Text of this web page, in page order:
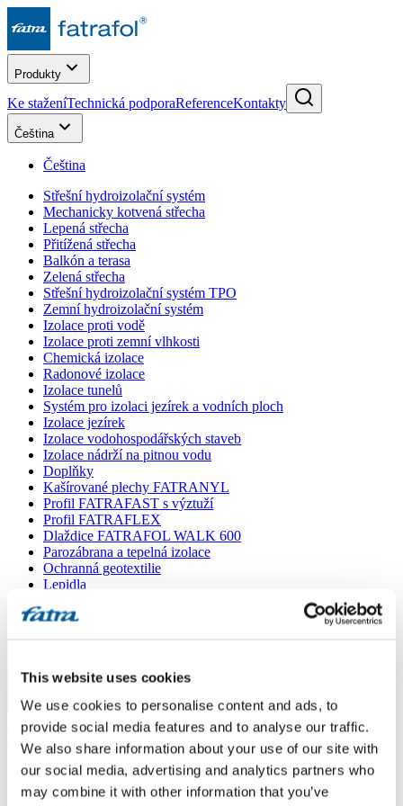
This website uses cookies
We use cookies to personalise content and ads, to
provide social media features and to analyse our traffic.
We also share information about your use of our site with
our social media, advertising and analytics partners who
may combine it with other information that you’ve
Produkty
Ke staženíTechnická podporaReferenceKontakty
Čeština
Čeština
Střešní hydroizolační systém
Mechanicky kotvená střecha
Lepená střecha
Přitížená střecha
Balkón a terasa
Zelená střecha
Střešní hydroizolační systém TPO
Zemní hydroizolační systém
Izolace proti vodě
Izolace proti zemní vlhkosti
Chemická izolace
Radonové izolace
Izolace tunelů
Systém pro izolaci jezírek a vodních ploch
Izolace jezírek
Izolace vodohospodářských staveb
Izolace nádrží na pitnou vodu
Doplňky
Kašírované plechy FATRANYL
Profil FATRAFAST s výztuží
Profil FATRAFLEX
Dlaždice FATRAFOL WALK 600
Parozábrana a tepelná izolace
Ochranná geotextilie
Lepidla
VŠECHNY PRODUKTY
Menu
Domů/
Poradna /
Dotaz 499
Dotaz 499